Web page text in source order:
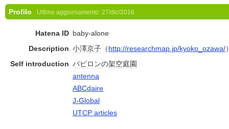
Profilo Ultimo aggiornamento: 27/dic/2016
Hatena ID baby-alone
Description 小澤京子 （http://researchmap.jp/kyoko_ozawa/
Self introduction バビロンの架空庭園
antenna
ABCdaire
J-Global
UTCP articles